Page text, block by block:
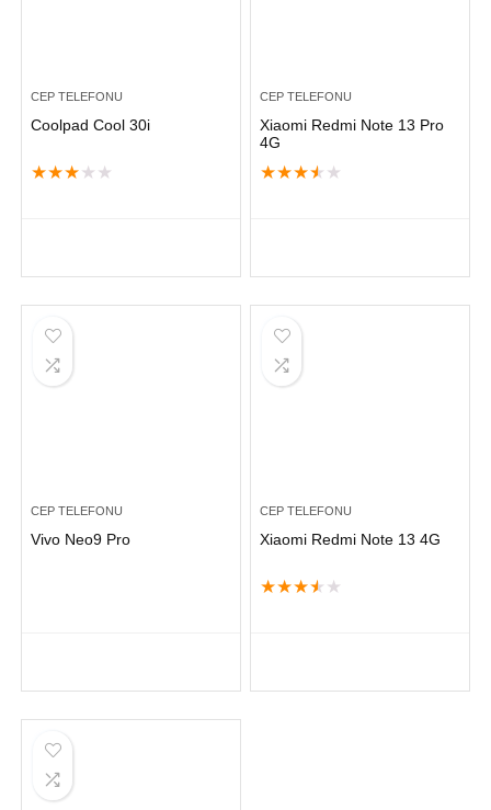
CEP TELEFONU
Coolpad Cool 30i
★★★ ★ ★
CEP TELEFONU
Xiaomi Redmi Note 13 Pro
4G
★★★★ ★
CEP TELEFONU
Vivo Neo9 Pro
CEP TELEFONU
Xiaomi Redmi Note 13 4G
★★★★ ★